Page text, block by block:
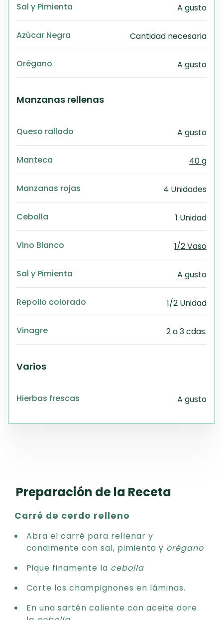
Sal y Pimienta A gusto
Azúcar Negra Cantidad necesaria
Orégano A gusto
Manzanas rellenas
Queso rallado A gusto
Manteca 40 g
Manzanas rojas 4 Unidades
Cebolla 1 Unidad
Vino Blanco 1/2 Vaso
Sal y Pimienta A gusto
Repollo colorado 1/2 Unidad
Vinagre 2 a 3 cdas.
Varios
Hierbas frescas A gusto
Preparación de la Receta
Carré de cerdo relleno
Abra el carré para rellenar y
condimente con sal, pimienta y orégano
Pique finamente la cebolla
Corte los champignones en láminas.
En una sartén caliente con aceite dore